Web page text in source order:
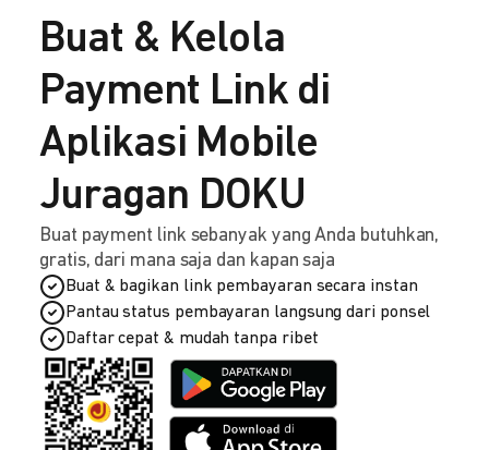
Buat & Kelola
Payment Link di
Aplikasi Mobile
Juragan DOKU
Buat payment link sebanyak yang Anda butuhkan,
gratis, dari mana saja dan kapan saja
Buat & bagikan link pembayaran secara instan
Pantau status pembayaran langsung dari ponsel
Daftar cepat & mudah tanpa ribet